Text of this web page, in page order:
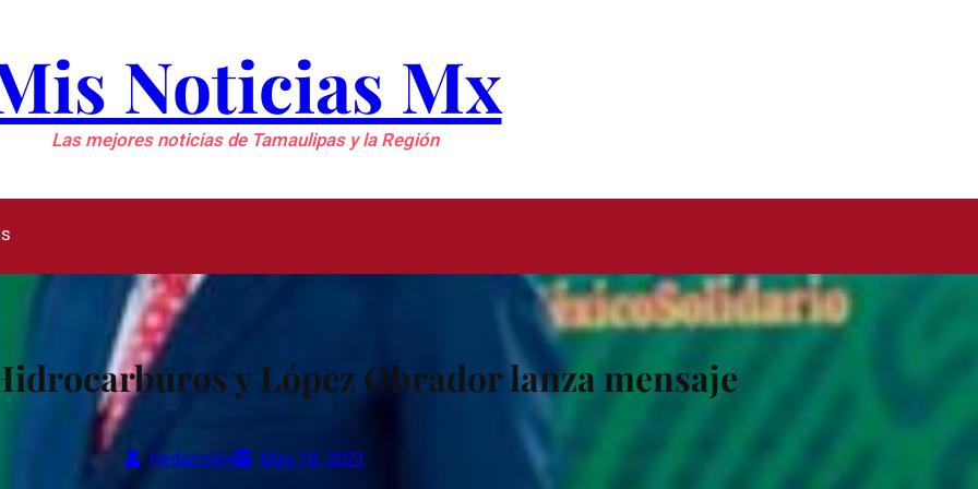
Noticias Mx
Las mejores noticias de Tamaulipas y la Región
y López Obrador lanza mensaje
Redacción May 18, 2021